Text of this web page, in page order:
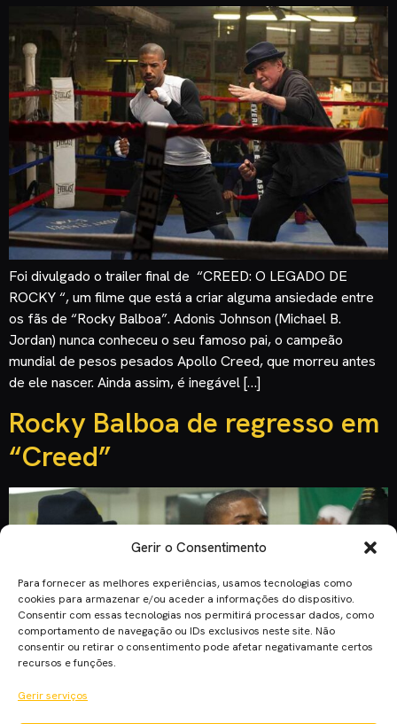
Gerir o Consentimento
Para fornecer as melhores experiências, usamos tecnologias como
cookies para armazenar e/ou aceder a informações do dispositivo.
Consentir com essas tecnologias nos permitirá processar dados, como
comportamento de navegação ou IDs exclusivos neste site. Não
consentir ou retirar o consentimento pode afetar negativamante certos
recursos e funções.
Gerir serviços
Foi divulgado o trailer final de “CREED: O LEGADO DE
ROCKY “, um filme que está a criar alguma ansiedade entre
os fãs de “Rocky Balboa”. Adonis Johnson (Michael B.
Jordan) nunca conheceu o seu famoso pai, o campeão
mundial de pesos pesados Apollo Creed, que morreu antes
de ele nascer. Ainda assim, é inegável […]
Rocky Balboa de regresso em
“Creed”